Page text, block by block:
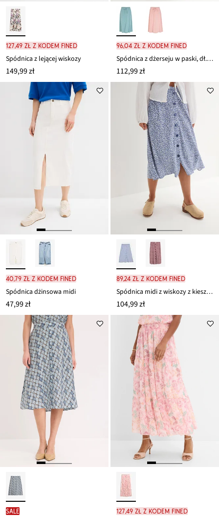
127,49 zł z kodem FINED
Spódnica z lejącej wiskozy
149,99 zł
96,04 zł z kodem FINED
Spódnica z dżerseju w paski, dł. zakrywająca kolana
112,99 zł
40,79 zł z kodem FINED
Spódnica dżinsowa midi
47,99 zł
89,24 zł z kodem FINED
Spódnica midi z wiskozy z kieszeniami
104,99 zł
SALE 127,49 zł z kodem FINED